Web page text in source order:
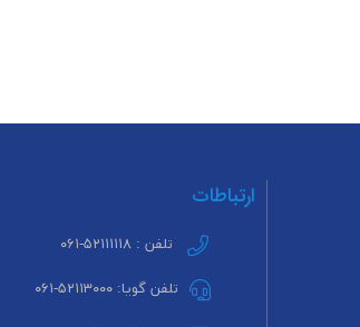
ارتباطات
تلفن : ۵۲۱۱۱۱۱۸-۰۶۱
تلفن گویا: ۵۲۱۱۳۰۰۰-۰۶۱